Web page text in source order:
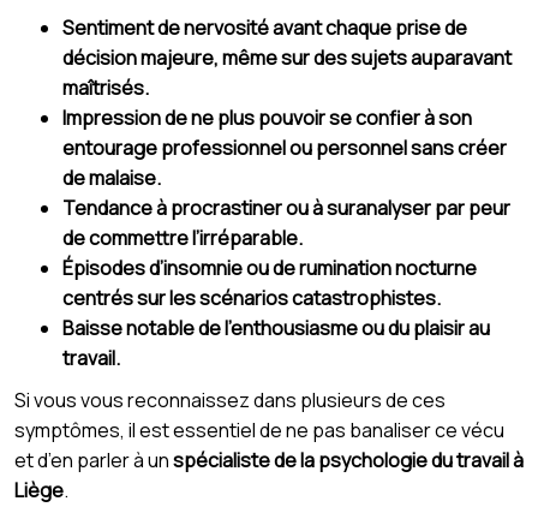
Sentiment de nervosité avant chaque prise de
décision majeure, même sur des sujets auparavant
maîtrisés.
Impression de ne plus pouvoir se confier à son
entourage professionnel ou personnel sans créer
de malaise.
Tendance à procrastiner ou à suranalyser par peur
de commettre l’irréparable.
Épisodes d’insomnie ou de rumination nocturne
centrés sur les scénarios catastrophistes.
Baisse notable de l’enthousiasme ou du plaisir au
travail.
Si vous vous reconnaissez dans plusieurs de ces
symptômes, il est essentiel de ne pas banaliser ce vécu
et d’en parler à unspécialiste de la psychologie du travail à
Liège.